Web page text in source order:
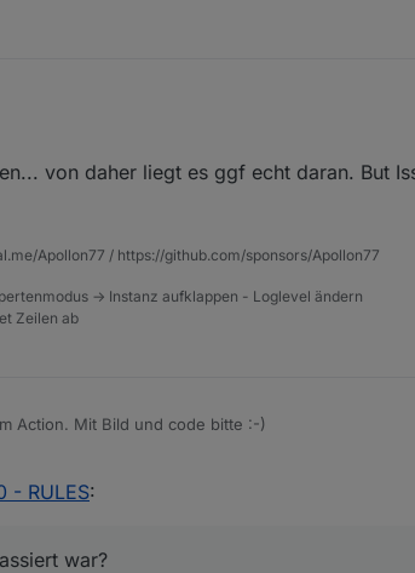
von daher liegt es ggf echt daran. But
Apollon77 / https://github.com/sponsors/Apollon77
-> Instanz aufklappen - Loglevel ändern
Zeilen ab
Action. Mit Bild und code bitte :-)
passiert war?
- RULES:
war?